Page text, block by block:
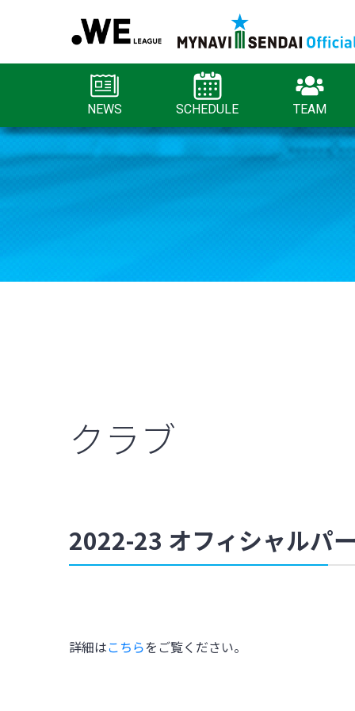
NEWS SCHEDULE TEAM
クラブ
2022-23 オフィシャルパ
詳細はこちらをご覧ください。